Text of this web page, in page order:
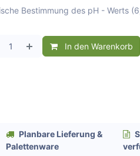
Bestimmung des pH - Werts
Planbare Lieferung &
Palettenware
In den Warenkorb